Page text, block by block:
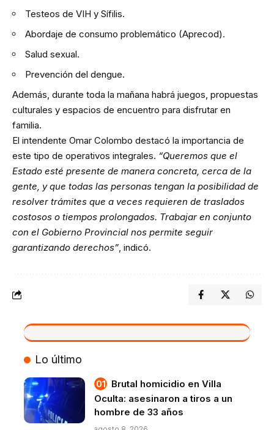
Testeos de VIH y Sífilis.
Abordaje de consumo problemático (Aprecod).
Salud sexual.
Prevención del dengue.
Además, durante toda la mañana habrá juegos, propuestas
culturales y espacios de encuentro para disfrutar en
familia.
El intendente Omar Colombo destacó la importancia de
este tipo de operativos integrales. “Queremos que el
Estado esté presente de manera concreta, cerca de la
gente, y que todas las personas tengan la posibilidad de
resolver trámites que a veces requieren de traslados
costosos o tiempos prolongados. Trabajar en conjunto
con el Gobierno Provincial nos permite seguir
garantizando derechos”, indicó.
VIVO
Lo último
Brutal homicidio en Villa
Oculta: asesinaron a tiros a un
hombre de 33 años